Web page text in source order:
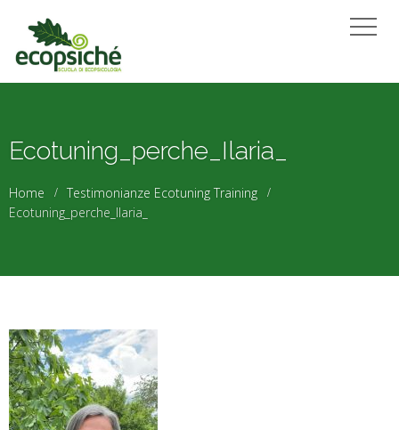
Ecotuning_perche_Ilaria_
Home
Testimonianze Ecotuning Training
Ecotuning_perche_Ilaria_